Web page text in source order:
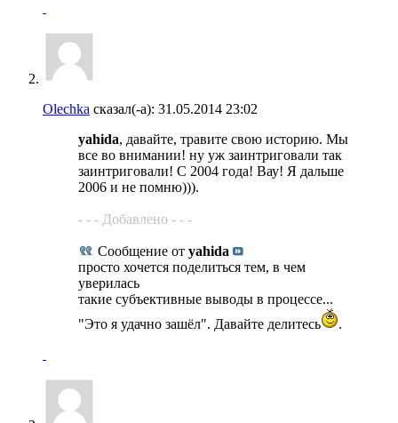
Olechka сказал(-а): 31.05.2014 23:02
yahida, давайте, травите свою историю. Мы
все во внимании! ну уж заинтриговали так
заинтриговали! С 2004 года! Вау! Я дальше
2006 и не помню))).
- - - Добавлено - - -
Сообщение от yahida
просто хочется поделиться тем, в чем
уверилась
такие субъективные выводы в процессе...
"Это я удачно зашёл". Давайте делитесь
.